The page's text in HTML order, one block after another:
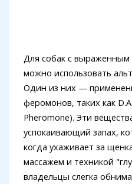
Для собак с выраженным
можно использовать
Один из них —
феромонов, таких как
Pheromone). Эти
успокаивающий запах,
когда ухаживает за
массажем и техникой
владельцы слегка